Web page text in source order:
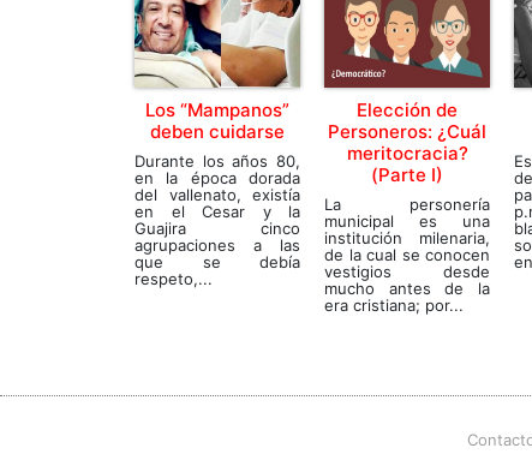
Los “Mampanos”
deben cuidarse
Durante los años 80,
en la época dorada
del vallenato, existía
en el Cesar y la
Guajira cinco
agrupaciones a las
que se debía
respeto,...
Elección de
Personeros: ¿Cuál
meritocracia?
(Parte I)
La personería
municipal es una
institución milenaria,
de la cual se conocen
vestigios desde
mucho antes de la
era cristiana; por...